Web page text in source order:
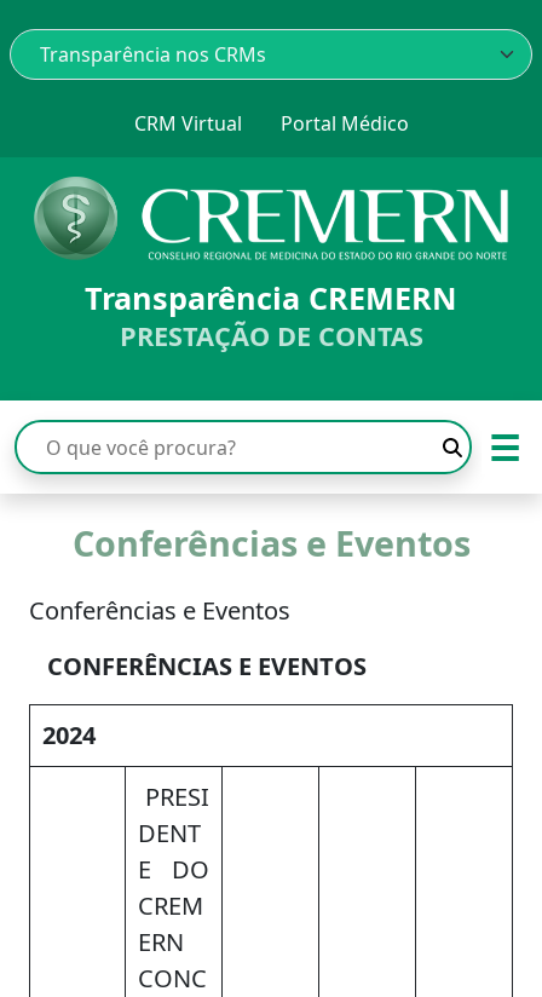
CRM Virtual Portal Médico
Transparência CREMERN
PRESTAÇÃO DE CONTAS
☰
Conferências e Eventos
Conferências e Eventos
CONFERÊNCIAS E EVENTOS
2024
PRESI
DENT
E DO
CREM
ERN
CONC